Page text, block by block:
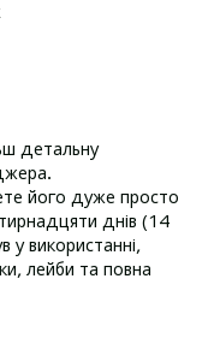
детальну
його дуже просто
днів (14
у використанні,
лейби та повна